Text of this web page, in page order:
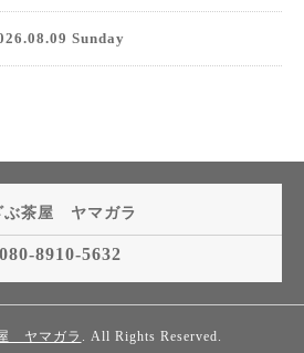
Sunday
ぶ茶屋 ヤマガラ
080-8910-5632
ヤマガラ . All Rights Reserved.